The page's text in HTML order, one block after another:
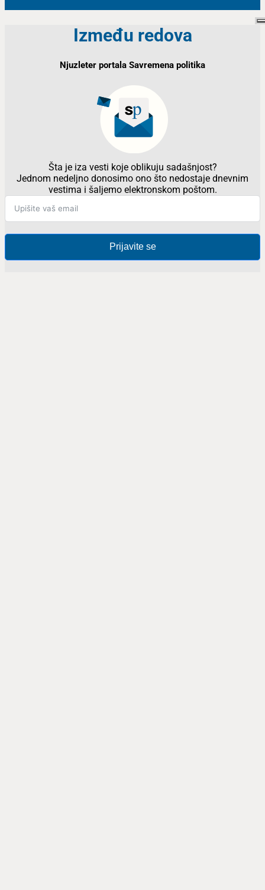
Između redova
Njuzleter portala Savremena politika
Šta je iza vesti koje oblikuju sadašnjost?
Jednom nedeljno donosimo ono što nedostaje dnevnim
vestima i šaljemo elektronskom poštom.
Prijavite se